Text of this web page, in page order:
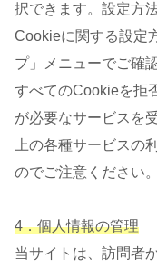
択できます。設定方
Cookieに関する設定
プ」メニューでご確
すべてのCookieを拒
が必要なサービスを
上の各種サービスの
のでご注意ください。
4．個人情報の管理
当サイトは、訪問者